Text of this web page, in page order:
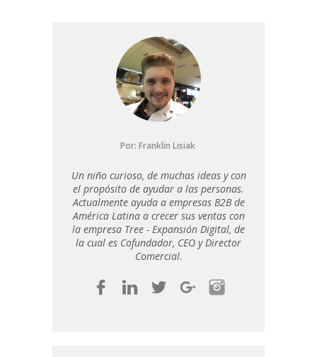
Por: Franklin Lisiak
Un niño curioso, de muchas ideas y con
el propósito de ayudar a las personas.
Actualmente ayuda a empresas B2B de
América Latina a crecer sus ventas con
la empresa Tree - Expansión Digital, de
la cual es Cofundador, CEO y Director
Comercial.